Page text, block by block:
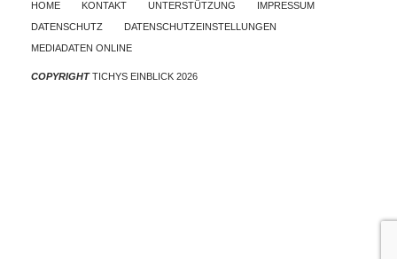
HOME KONTAKT UNTERSTÜTZUNG
IMPRESSUM
DATENSCHUTZ
DATENSCHUTZEINSTELLUNGEN
MEDIADATEN ONLINE
COPYRIGHTTICHYS EINBLICK 2026